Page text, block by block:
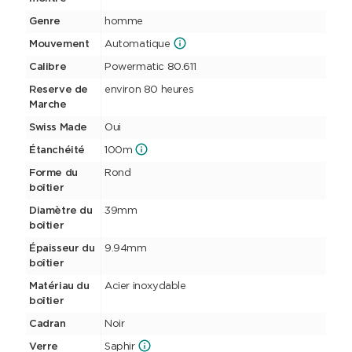
Genre homme
Mouvement Automatique
Calibre Powermatic 80.611
Reserve de
Marche
environ 80 heures
Swiss Made Oui
Étanchéité 100m
Forme du
boîtier
Rond
Diamètre du
boîtier
39mm
Épaisseur du
boîtier
9.94mm
Matériau du
boîtier
Acier inoxydable
Cadran Noir
Verre Saphir